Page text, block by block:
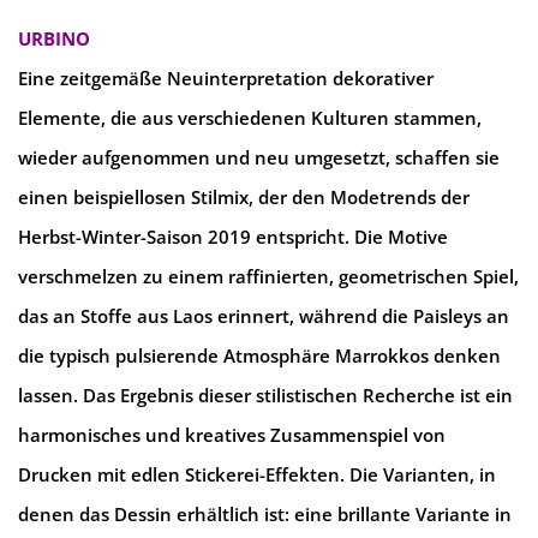
URBINO
Eine zeitgemäße Neuinterpretation dekorativer
Elemente, die aus verschiedenen Kulturen stammen,
wieder aufgenommen und neu umgesetzt, schaffen sie
einen beispiellosen Stilmix, der den Modetrends der
Herbst-Winter-Saison 2019 entspricht. Die Motive
verschmelzen zu einem raffinierten, geometrischen Spiel,
das an Stoffe aus Laos erinnert, während die Paisleys an
die typisch pulsierende Atmosphäre Marrokkos denken
lassen. Das Ergebnis dieser stilistischen Recherche ist ein
harmonisches und kreatives Zusammenspiel von
Drucken mit edlen Stickerei-Effekten. Die Varianten, in
denen das Dessin erhältlich ist: eine brillante Variante in